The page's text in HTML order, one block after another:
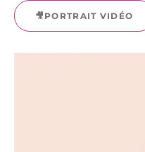
🎥PORTRAIT VIDÉO